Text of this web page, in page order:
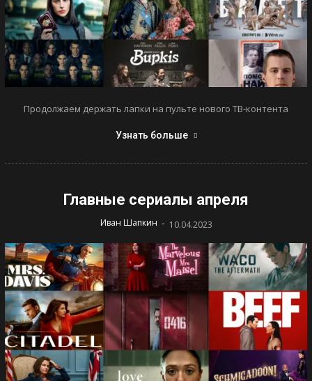
Продолжаем держать лапки на пульте нового ТВ-контента
Узнать больше
Главные сериалы апреля
Иван Шапкин - 10.04.2023